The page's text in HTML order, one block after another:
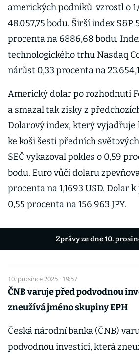
amerických podniků, vzrostl o
48.057,75 bodu. Širší index
procenta na 6886,68 bodu.
technologického trhu Nasdaq
nárůst 0,33 procenta na
Americký dolar po rozhodnutí
a smazal tak zisky z
Dolarový index, který
ke koši šesti předních
SEČ vykazoval pokles o 0,59
bodu. Euro vůči dolaru
procenta na 1,1693 USD. Dolar
0,55 procenta na 156,963 JPY.
Zprávy ze dne 10.
10. prosince 2025 · 19:57
ČNB varuje před podvodnou
zneužívá jméno skupiny EPH
Česká národní banka (ČNB)
podvodnou investicí, která